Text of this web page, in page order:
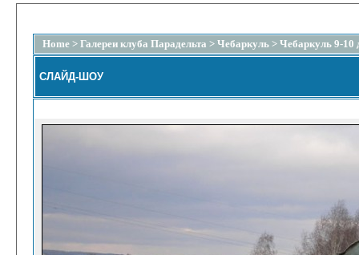
Home > Галереи клуба Парадельта > Чебаркуль > Чебаркуль 9-10
СЛАЙД-ШОУ